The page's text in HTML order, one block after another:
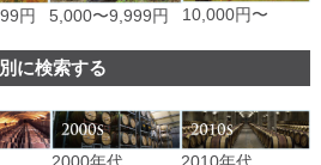
円 5,000〜9,999円 10,000円〜
に検索する